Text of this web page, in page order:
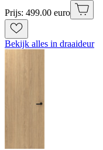
Prijs: 499.00 euro
Bekijk alles in draaideur